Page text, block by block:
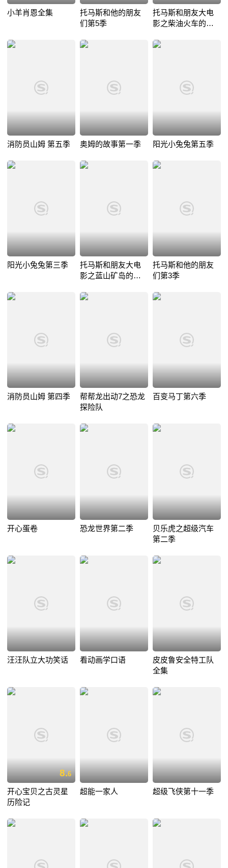
小羊肖恩全集
托马斯和他的朋友
们第5季
托马斯和朋友大电
影之柴油火车的秘
消防员山姆 第五季 奥姆的故事第一季 阳光小兔兔第五季
阳光小兔兔第三季
托马斯和朋友大电
影之蓝山矿岛的秘
托马斯和他的朋友
们第3季
消防员山姆 第四季
帮帮龙出动7之恐龙
探险队
百变马丁第六季
开心蛋卷 恐龙世界第二季
贝乐虎之超级汽车
第二季
汪汪队立大功笑话 看动画学口语
皮皮鲁安全特工队
全集
8.6
开心宝贝之古灵星
历险记
超能一家人 超级飞侠第十一季